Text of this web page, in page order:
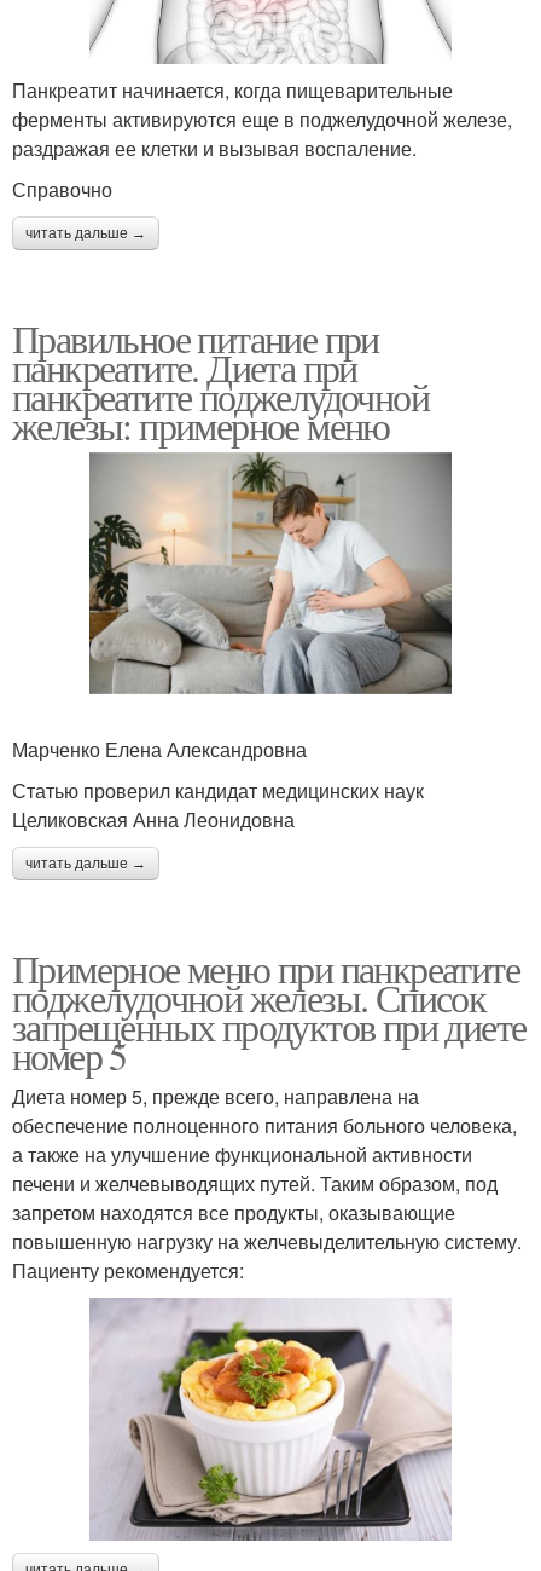
Панкреатит начинается, когда пищеварительные
ферменты активируются еще в поджелудочной железе,
раздражая ее клетки и вызывая воспаление.
Справочно
читать дальше →
Правильное питание при
панкреатите. Диета при
панкреатите поджелудочной
железы: примерное меню
Марченко Елена Александровна
Статью проверил кандидат медицинских наук
Целиковская Анна Леонидовна
читать дальше →
Примерное меню при панкреатите
поджелудочной железы. Список
запрещенных продуктов при диете
номер 5
Диета номер 5, прежде всего, направлена на
обеспечение полноценного питания больного человека,
а также на улучшение функциональной активности
печени и желчевыводящих путей. Таким образом, под
запретом находятся все продукты, оказывающие
повышенную нагрузку на желчевыделительную систему.
Пациенту рекомендуется: